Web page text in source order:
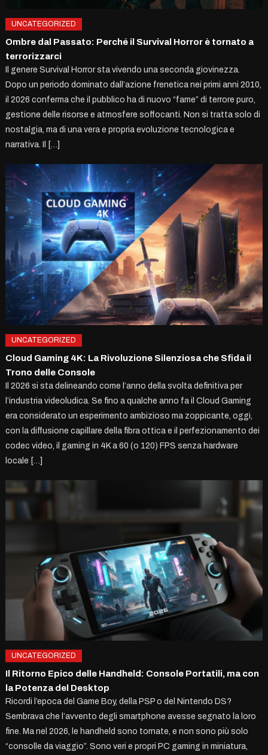
UNCATEGORIZED
Ombre dal Passato: Perché il Survival Horror è tornato a
terrorizzarci
Il genere Survival Horror sta vivendo una seconda giovinezza.
Dopo un periodo dominato dall’azione frenetica nei primi anni 2010,
il 2026 conferma che il pubblico ha di nuovo “fame” di terrore puro,
gestione delle risorse e atmosfere soffocanti. Non si tratta solo di
nostalgia, ma di una vera e propria evoluzione tecnologica e
narrativa. Il […]
UNCATEGORIZED
Cloud Gaming 4K: La Rivoluzione Silenziosa che Sfida il
Trono delle Console
Il 2026 si sta delineando come l’anno della svolta definitiva per
l’industria videoludica. Se fino a qualche anno fa il Cloud Gaming
era considerato un esperimento ambizioso ma zoppicante, oggi,
con la diffusione capillare della fibra ottica e il perfezionamento dei
codec video, il gaming in 4K a 60 (o 120) FPS senza hardware
locale […]
UNCATEGORIZED
Il Ritorno Epico delle Handheld: Console Portatili, ma con
la Potenza del Desktop
Ricordi l’epoca del Game Boy, della PSP o del Nintendo DS?
Sembrava che l’avvento degli smartphone avesse segnato la loro
fine. Ma nel 2026, le handheld sono tornate, e non sono più solo
“consolle da viaggio”. Sono veri e propri PC gaming in miniatura,